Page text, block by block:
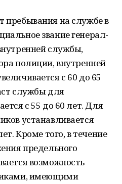
пребывания на службе в
звание генерал-
службы,
полиции, внутренней
с 60 до 65
службы для
с 55 до 60 лет. Для
устанавливается
Кроме того, в течение
предельного
возможность
имеющими